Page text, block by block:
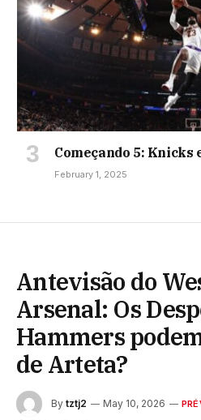
Começando 5:
February 1, 2025
Antevisão do
Arsenal: Os
Hammers
de Arteta?
By tztj2 May 10, 2026